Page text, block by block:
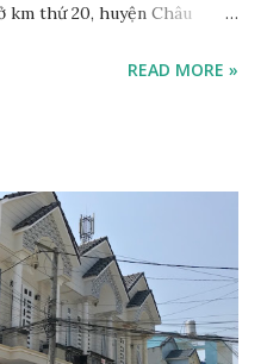
km thứ 20, huyện Châu
2713m2 là đất lúa. Lộ giới:
Phố Vị Thanh, Kiên Giang,
. LIÊN HỆ : 0932.959.131.
CHUYÊN NHẬN KÝ GỬI,
ĐẤT
READ MORE »